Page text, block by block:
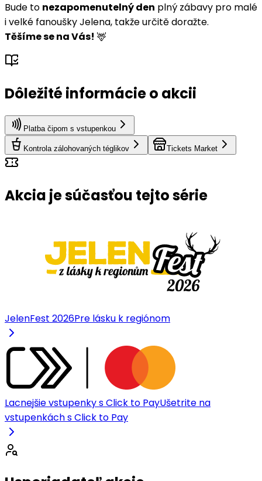
Bude to nezapomenutelný den plný zábavy pro malé
i velké fanoušky Jelena, takže určitě doražte.
Těšíme se na Vás! 🦌
Dôležité informácie o akcii
Platba čipom s vstupenkou
Kontrola zálohovaných téglikov Tickets Market
Akcia je súčasťou tejto série
JelenFest 2026Pre lásku k regiónom
Lacnejšie vstupenky s Click to PayUšetrite na
vstupenkách s Click to Pay